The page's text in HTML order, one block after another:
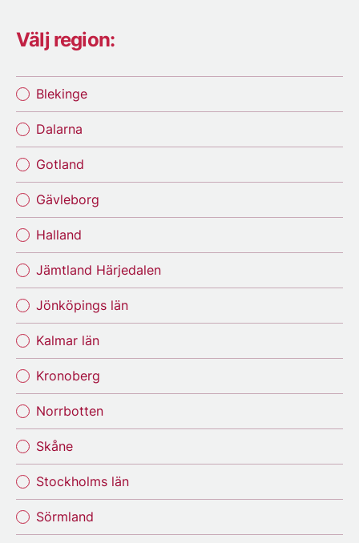
Välj region:
Blekinge
Dalarna
Gotland
Gävleborg
Halland
Jämtland Härjedalen
Jönköpings län
Kalmar län
Kronoberg
Norrbotten
Skåne
Stockholms län
Sörmland